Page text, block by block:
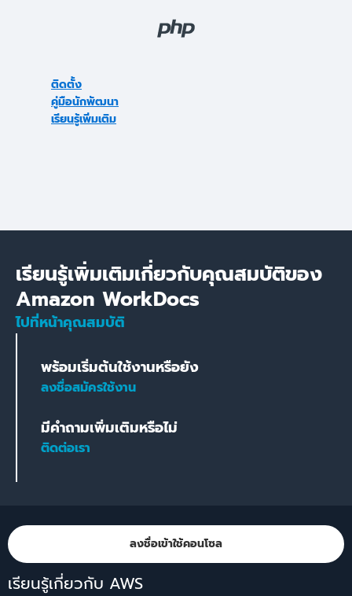
ติดตั้ง
คู่มือนักพัฒนา
เรียนรู้เพิ่มเติม
เรียนรู้เพิ่มเติมเกี่ยวกับคุณสมบัติของ
Amazon WorkDocs
ไปที่หน้าคุณสมบัติ
พร้อมเริ่มต้นใช้งานหรือยัง
ลงชื่อสมัครใช้งาน
มีคำถามเพิ่มเติมหรือไม่
ติดต่อเรา
ลงชื่อเข้าใช้คอนโซล
เรียนรู้เกี่ยวกับ AWS